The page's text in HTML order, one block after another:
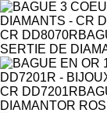
CR DD8070R
SERTIE DE
CR DD7201R
DIAMANTOR